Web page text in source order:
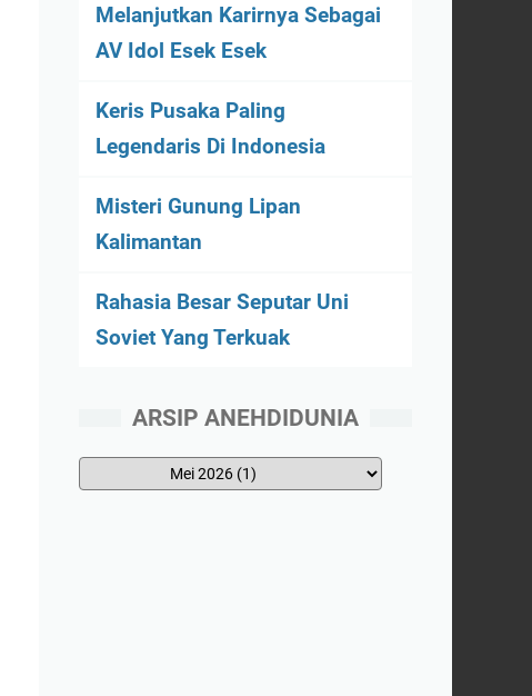
Melanjutkan Karirnya Sebagai
AV Idol Esek Esek
Keris Pusaka Paling
Legendaris Di Indonesia
Misteri Gunung Lipan
Kalimantan
Rahasia Besar Seputar Uni
Soviet Yang Terkuak
ARSIP ANEHDIDUNIA